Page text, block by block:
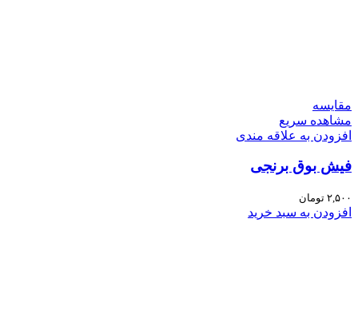
مقایسه
مشاهده سریع
افزودن به علاقه مندی
فیش بوق برنجی
۲,۵۰۰ تومان
افزودن به سبد خرید